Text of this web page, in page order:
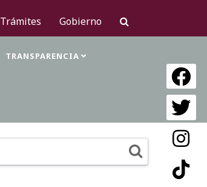
Trámites Gobierno
TRANSPARENCIA
Type 2 or